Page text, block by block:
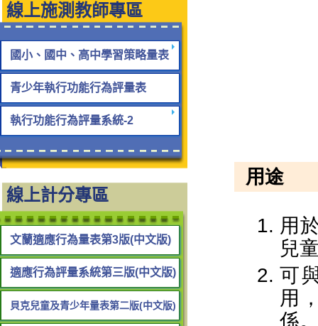
線上施測教師專區
國小、國中、高中學習策略量表
青少年執行功能行為評量表
執行功能行為評量系統-2
線上計分專區
文蘭適應行為量表第3版(中文版)
適應行為評量系統第三版(中文版)
貝克兒童及青少年量表第二版(中文版)